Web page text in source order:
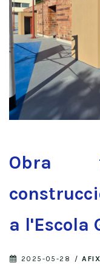
Obra
a l'Escola
2025-05-28 /